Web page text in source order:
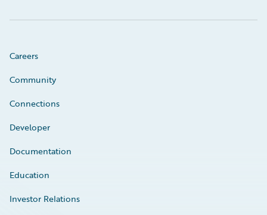
Careers
Community
Connections
Developer
Documentation
Education
Investor Relations